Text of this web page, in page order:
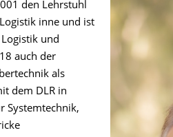
den Lehrstuhl
inne und ist
und
auch der
als
dem DLR in
Systemtechnik,